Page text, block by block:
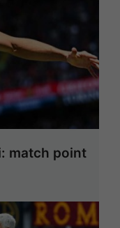
match point